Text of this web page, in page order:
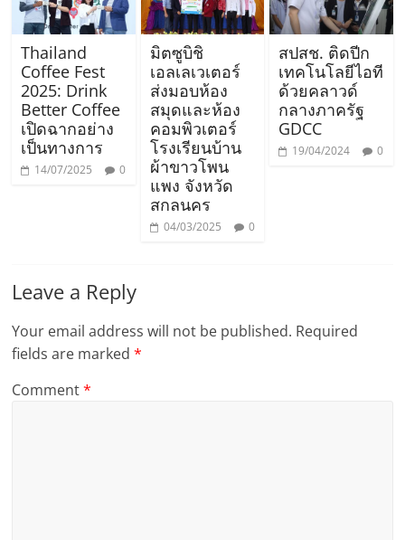
Thailand
Coffee Fest
2025: Drink
Better Coffee
เปิดฉากอย่าง
เป็นทางการ
14/07/2025 0
มิตซูบิชิ
เอลเลเวเตอร์
ส่งมอบห้อง
สมุดและห้อง
คอมพิวเตอร์​
โรงเรียนบ้าน
ผ้าขาวโพน
แพง จังหวัด
สกลนคร
04/03/2025 0
สปสช. ติดปีก
เทคโนโลยีไอที
ด้วยคลาวด์
กลางภาครัฐ
GDCC
19/04/2024 0
Leave a Reply
Your email address will not be published. Required
fields are marked*
Comment*